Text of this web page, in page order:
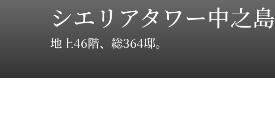
シエリアタワー中之島
地上46階、総364邸。